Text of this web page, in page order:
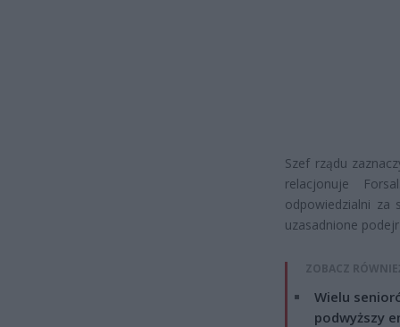
Szef rządu
relacjonuje
odpowiedzialni za
uzasadnione
ZOBACZ
Wielu
podwyższy